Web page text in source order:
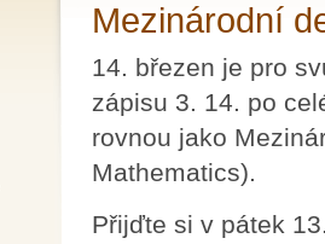
Mezinárodní
14. březen je pro
zápisu 3. 14. po
rovnou jako
Mathematics).
Přijďte si v pátek